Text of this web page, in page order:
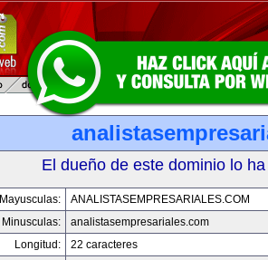
El dueño de este dominio lo
Mayusculas:
ANALISTASEMPRESARIALES.COM
Minusculas:
analistasempresariales.com
Longitud:
22 caracteres